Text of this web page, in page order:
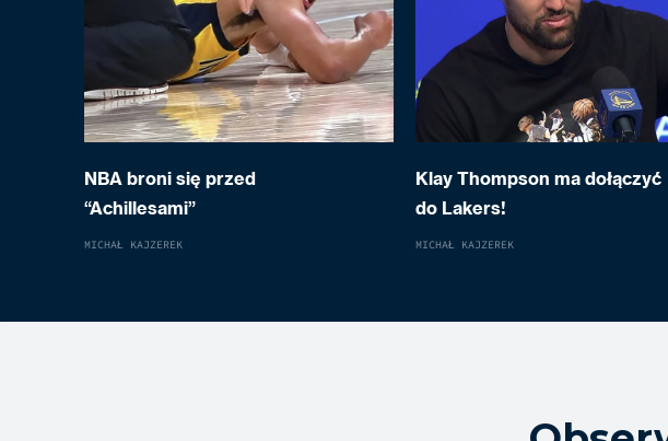
NBA broni się przed
“Achillesami”
MICHAŁ KAJZEREK
Klay Thompson ma dołączyć
do Lakers!
MICHAŁ KAJZEREK